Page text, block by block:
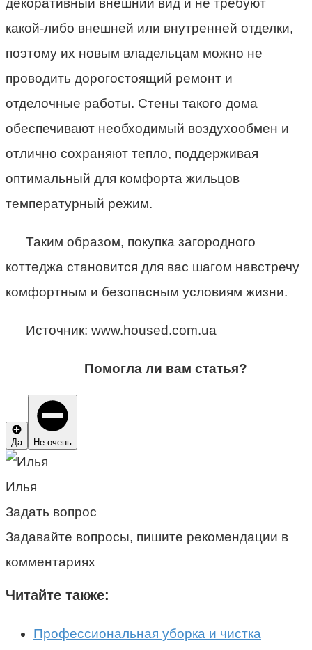
декоративный внешний вид и не требуют
какой-либо внешней или внутренней отделки,
поэтому их новым владельцам можно не
проводить дорогостоящий ремонт и
отделочные работы. Стены такого дома
обеспечивают необходимый воздухообмен и
отлично сохраняют тепло, поддерживая
оптимальный для комфорта жильцов
температурный режим.
Таким образом, покупка загородного
коттеджа становится для вас шагом навстречу
комфортным и безопасным условиям жизни.
Источник: www.housed.com.ua
Помогла ли вам статья?
Да Не очень
Илья
Задать вопрос
Задавайте вопросы, пишите рекомендации в
комментариях
Читайте также:
Профессиональная уборка и чистка